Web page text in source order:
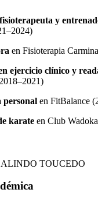
y
en Fisioterapia
ejercicio clínico y
personal en FitBalance
karate en Club
TOUCEDO